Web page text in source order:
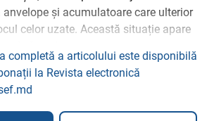
și acumulatoare care ulterior
celor uzate. Această situație apare
completă a articolului este disponibilă
la Revista electronică